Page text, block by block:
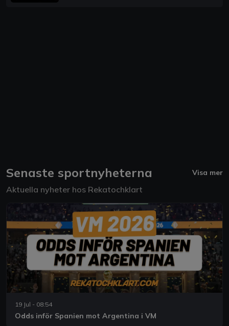
Senaste sportnyheterna Visa mer
Aktuella nyheter hos Rekatochklart
19 Jul - 08:54
Odds inför Spanien mot Argentina i VM